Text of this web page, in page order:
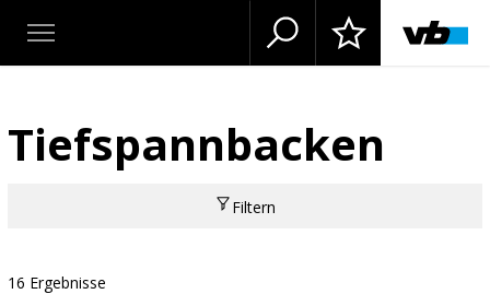
Tiefspannbacken
Filtern
16 Ergebnisse